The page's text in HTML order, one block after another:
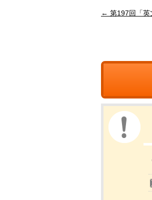
← 第197回「英